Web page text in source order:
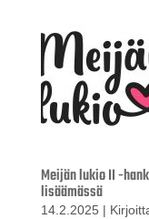
Meijän lukio II -
lisäämässä
14.2.2025 |